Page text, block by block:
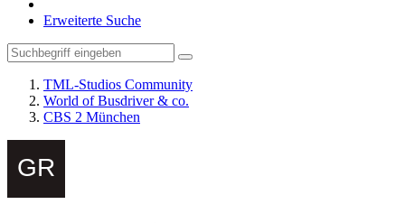
Erweiterte Suche
TML-Studios Community
World of Busdriver & co.
CBS 2 München